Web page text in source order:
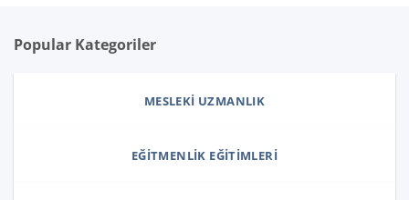
Popular Kategoriler
MESLEKI UZMANLIK
EĞITMENLIK EĞITIMLERI